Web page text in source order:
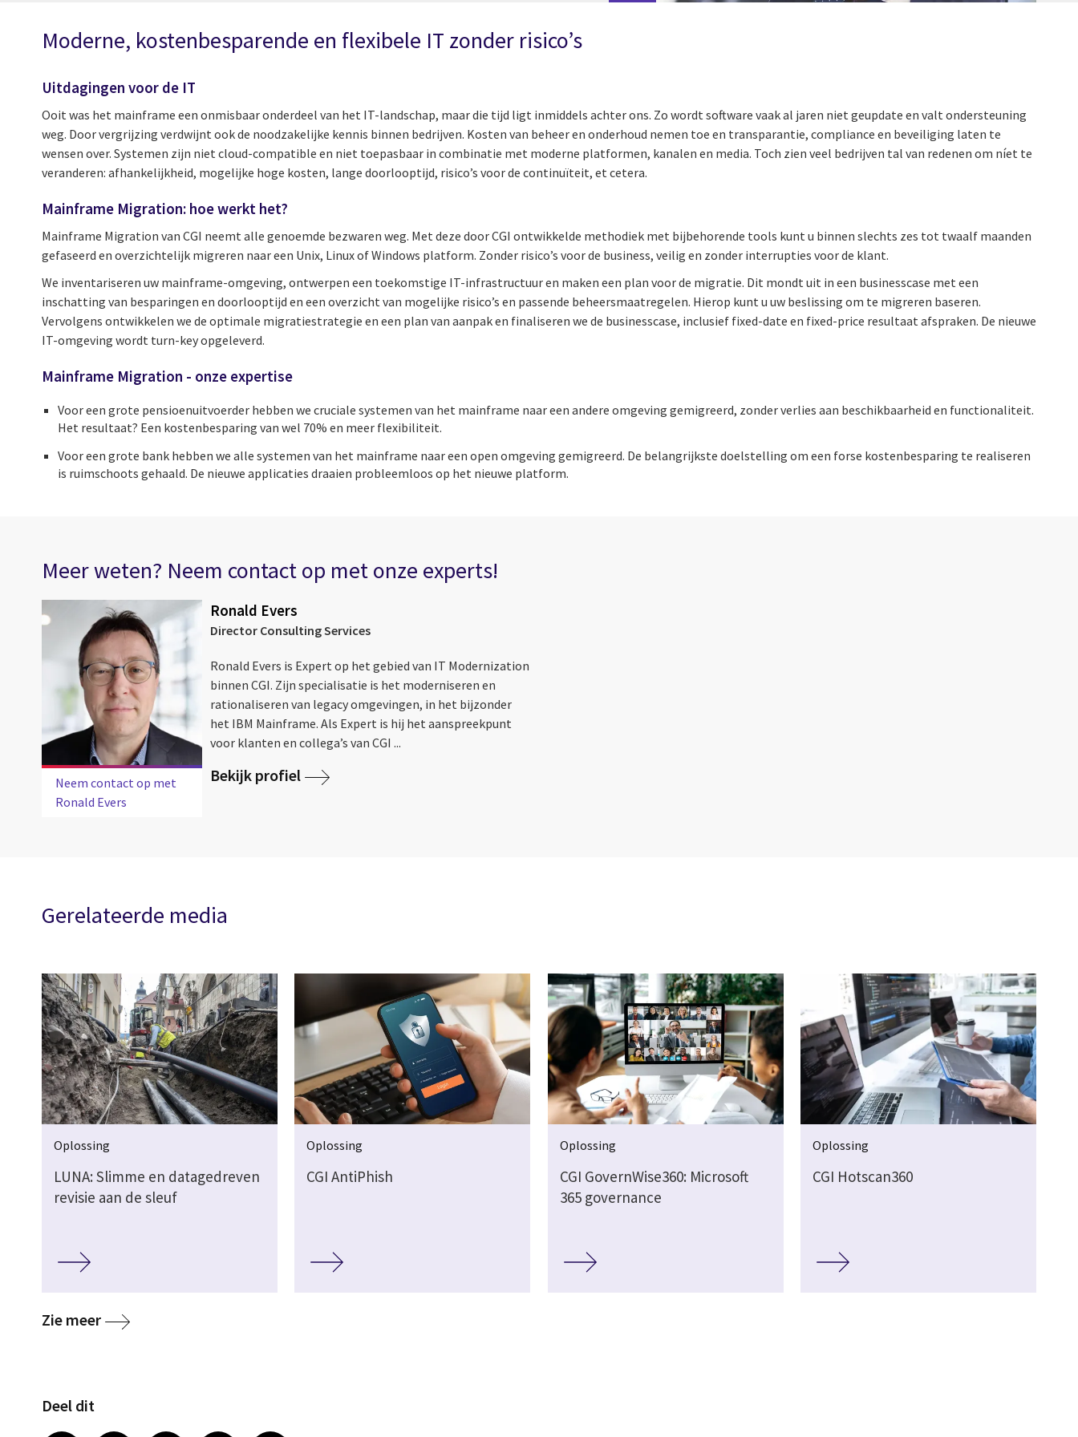
Moderne, kostenbesparende en flexibele IT zonder risico’s
Uitdagingen voor de IT
Ooit was het mainframe een onmisbaar onderdeel van het IT-landschap, maar die tijd ligt inmiddels achter ons. Zo wordt software vaak al jaren niet geupdate en valt ondersteuning
weg. Door vergrijzing verdwijnt ook de noodzakelijke kennis binnen bedrijven. Kosten van beheer en onderhoud nemen toe en transparantie, compliance en beveiliging laten te
wensen over. Systemen zijn niet cloud-compatible en niet toepasbaar in combinatie met moderne platformen, kanalen en media. Toch zien veel bedrijven tal van redenen om níet te
veranderen: afhankelijkheid, mogelijke hoge kosten, lange doorlooptijd, risico’s voor de continuïteit, et cetera.
Mainframe Migration: hoe werkt het?
Mainframe Migration van CGI neemt alle genoemde bezwaren weg. Met deze door CGI ontwikkelde methodiek met bijbehorende tools kunt u binnen slechts zes tot twaalf maanden
gefaseerd en overzichtelijk migreren naar een Unix, Linux of Windows platform. Zonder risico’s voor de business, veilig en zonder interrupties voor de klant.
We inventariseren uw mainframe-omgeving, ontwerpen een toekomstige IT-infrastructuur en maken een plan voor de migratie. Dit mondt uit in een businesscase met een
inschatting van besparingen en doorlooptijd en een overzicht van mogelijke risico’s en passende beheersmaatregelen. Hierop kunt u uw beslissing om te migreren baseren.
Vervolgens ontwikkelen we de optimale migratiestrategie en een plan van aanpak en finaliseren we de businesscase, inclusief fixed-date en fixed-price resultaat afspraken. De nieuwe
IT-omgeving wordt turn-key opgeleverd.
Mainframe Migration - onze expertise
Voor een grote pensioenuitvoerder hebben we cruciale systemen van het mainframe naar een andere omgeving gemigreerd, zonder verlies aan beschikbaarheid en functionaliteit.
Het resultaat? Een kostenbesparing van wel 70% en meer flexibiliteit.
Voor een grote bank hebben we alle systemen van het mainframe naar een open omgeving gemigreerd. De belangrijkste doelstelling om een forse kostenbesparing te realiseren
is ruimschoots gehaald. De nieuwe applicaties draaien probleemloos op het nieuwe platform.
Meer weten? Neem contact op met onze experts!
Neem contact op met
Ronald Evers
Ronald Evers
Director Consulting Services
Ronald Evers is Expert op het gebied van IT Modernization
binnen CGI. Zijn specialisatie is het moderniseren en
rationaliseren van legacy omgevingen, in het bijzonder
het IBM Mainframe. Als Expert is hij het aanspreekpunt
voor klanten en collega’s van CGI ...
Bekijk profiel
Gerelateerde media
Oplossing
LUNA: Slimme en datagedreven
revisie aan de sleuf
Oplossing
CGI AntiPhish
Oplossing
CGI GovernWise360: Microsoft
365 governance
Oplossing
CGI Hotscan360
Zie meermedia
Deel dit